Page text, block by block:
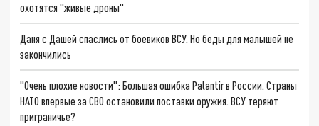
охотятся "живые дроны"
Даня с Дашей спаслись от боевиков ВСУ. Но беды для малышей не
закончились
"Очень плохие новости": Большая ошибка Palantir в России. Страны
НАТО впервые за СВО остановили поставки оружия. ВСУ теряют
приграничье?